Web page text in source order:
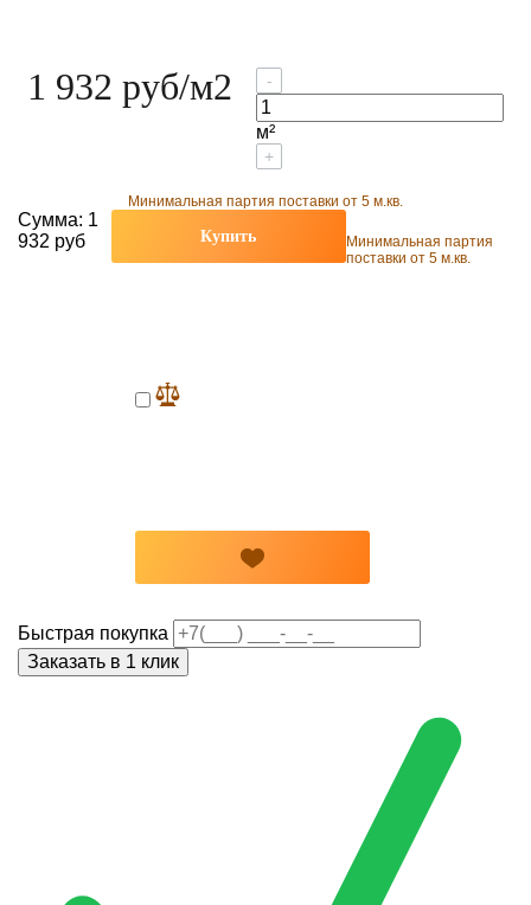
1 932 руб/м2 -
м²
+
Минимальная партия поставки от 5 м.кв.
Сумма: 1
932 руб
Купить
Минимальная партия
поставки от 5 м.кв.
Быстрая покупка